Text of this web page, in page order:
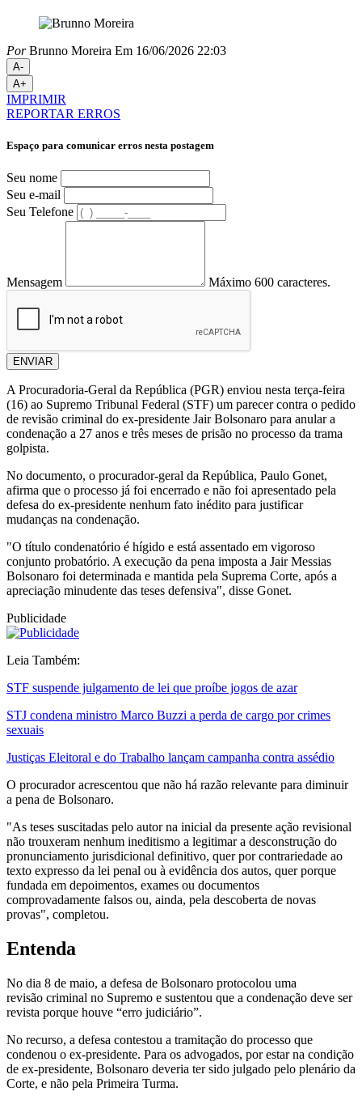
PorBrunno Moreira Em 16/06/2026 22:03
A-
A+
IMPRIMIR
REPORTAR ERROS
Espaço para comunicar erros nesta postagem
Seu nome
Seu e-mail
Seu Telefone
Mensagem Máximo 600 caracteres.
ENVIAR
A Procuradoria-Geral da República (PGR) enviou nesta terça-feira
(16) ao Supremo Tribunal Federal (STF) um parecer contra o pedido
de revisão criminal do ex-presidente Jair Bolsonaro para anular a
condenação a 27 anos e três meses de prisão no processo da trama
golpista.
No documento, o procurador-geral da República, Paulo Gonet,
afirma que o processo já foi encerrado e não foi apresentado pela
defesa do ex-presidente nenhum fato inédito para justificar
mudanças na condenação.
"O título condenatório é hígido e está assentado em vigoroso
conjunto probatório. A execução da pena imposta a Jair Messias
Bolsonaro foi determinada e mantida pela Suprema Corte, após a
apreciação minudente das teses defensiva", disse Gonet.
Publicidade
Leia Também:
STF suspende julgamento de lei que proíbe jogos de azar
STJ condena ministro Marco Buzzi a perda de cargo por crimes
sexuais
Justiças Eleitoral e do Trabalho lançam campanha contra assédio
O procurador acrescentou que não há razão relevante para diminuir
a pena de Bolsonaro.
"As teses suscitadas pelo autor na inicial da presente ação revisional
não trouxeram nenhum ineditismo a legitimar a desconstrução do
pronunciamento jurisdicional definitivo, quer por contrariedade ao
texto expresso da lei penal ou à evidência dos autos, quer porque
fundada em depoimentos, exames ou documentos
comprovadamente falsos ou, ainda, pela descoberta de novas
provas", completou.
Entenda
No dia 8 de maio, a defesa de Bolsonaro protocolou uma
revisão criminal no Supremo e sustentou que a condenação deve ser
revista porque houve “erro judiciário”.
No recurso, a defesa contestou a tramitação do processo que
condenou o ex-presidente. Para os advogados, por estar na condição
de ex-presidente, Bolsonaro deveria ter sido julgado pelo plenário da
Corte, e não pela Primeira Turma.